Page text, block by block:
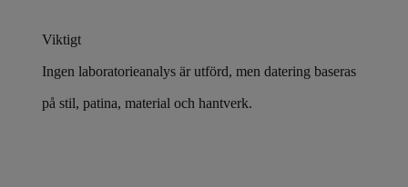
Viktigt
Ingen laboratorieanalys är utförd, men datering baseras
på stil, patina, material och hantverk.